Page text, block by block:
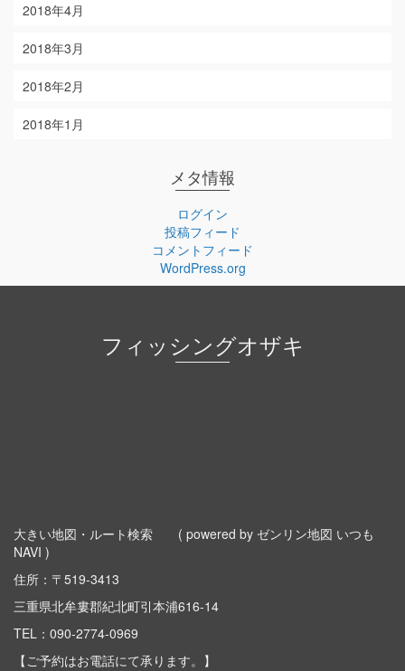
2018年4月
2018年3月
2018年2月
2018年1月
メタ情報
ログイン
投稿フィード
コメントフィード
WordPress.org
フィッシングオザキ
大きい地図・ルート検索
( powered by ゼンリン地図 いつも
NAVI )
住所：〒519-3413
三重県北牟婁郡紀北町引本浦616-14
TEL： 090-2774-0969
【ご予約はお電話にて承ります。】